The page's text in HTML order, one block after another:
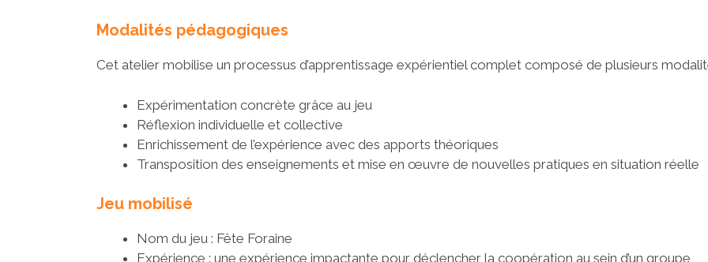
Modalités pédagogiques
Cet atelier mobilise un processus d’apprentissage expérientiel complet composé de plusieurs
Expérimentation concrète grâce au jeu
Réflexion individuelle et collective
Enrichissement de l’expérience avec des apports théoriques
Transposition des enseignements et mise en œuvre de nouvelles pratiques en situation réelle
Jeu mobilisé
Nom du jeu : Fête Foraine
Expérience : une expérience impactante pour déclencher la coopération au sein d’un groupe